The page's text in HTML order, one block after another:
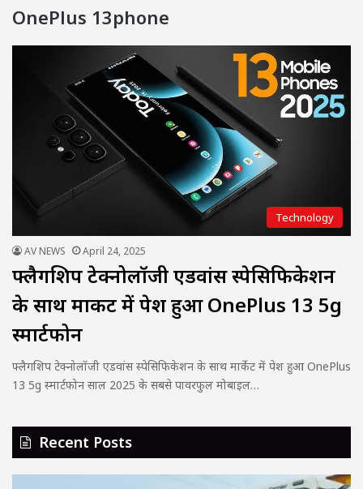
OnePlus 13phone
Technology
AV NEWS April 24, 2025
फ्लैगशिप टेक्नोलॉजी एडवांस स्पेसिफिकेशन
के साथ मार्केट में पेश हुआ OnePlus 13 5g
स्मार्टफोन
फ्लैगशिप टेक्नोलॉजी एडवांस स्पेसिफिकेशन के साथ मार्केट में पेश हुआ OnePlus
13 5g स्मार्टफोन साल 2025 के सबसे पावरफुल मोबाइल…
Recent Posts